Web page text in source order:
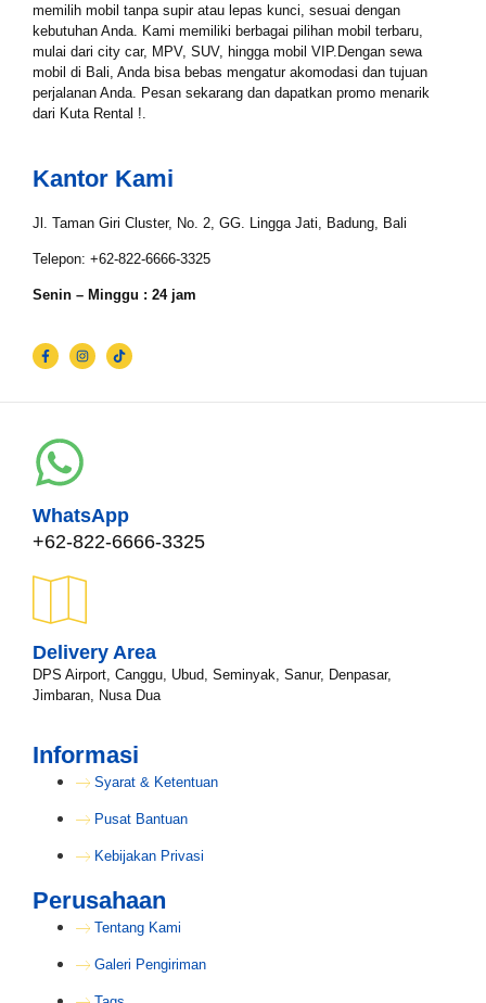
memilih mobil tanpa supir atau lepas kunci, sesuai dengan
kebutuhan Anda. Kami memiliki berbagai pilihan mobil terbaru,
mulai dari city car, MPV, SUV, hingga mobil VIP.Dengan sewa
mobil di Bali, Anda bisa bebas mengatur akomodasi dan tujuan
perjalanan Anda. Pesan sekarang dan dapatkan promo menarik
dari Kuta Rental !.
Tgl Mulai*
Tgl Selesai*
WhatsApp*
Kantor Kami
Jl. Taman Giri Cluster, No. 2, GG. Lingga Jati, Badung, Bali
Telepon: +62-822-6666-3325
Senin – Minggu : 24 jam
WhatsApp
+62-822-6666-3325
Delivery Area
DPS Airport, Canggu, Ubud, Seminyak, Sanur, Denpasar,
Jimbaran, Nusa Dua
Informasi
Syarat & Ketentuan
Pusat Bantuan
Kebijakan Privasi
Perusahaan
Tentang Kami
Galeri Pengiriman